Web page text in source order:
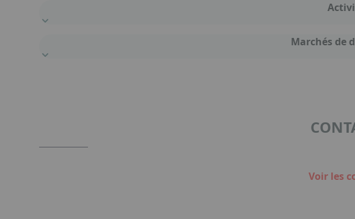
Marchés de
Voir les